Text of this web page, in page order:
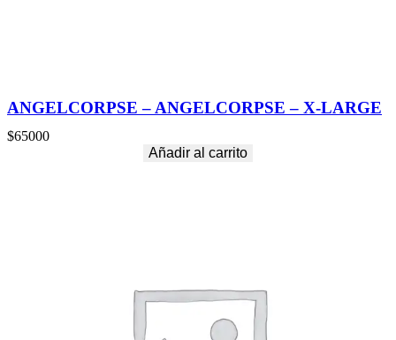
ANGELCORPSE – ANGELCORPSE – X-LARGE
$65000
Añadir al carrito